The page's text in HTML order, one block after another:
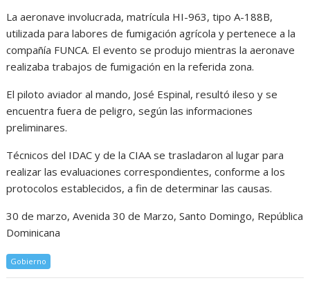
La aeronave involucrada, matrícula HI-963, tipo A-188B,
utilizada para labores de fumigación agrícola y pertenece a la
compañía FUNCA. El evento se produjo mientras la aeronave
realizaba trabajos de fumigación en la referida zona.
El piloto aviador al mando, José Espinal, resultó ileso y se
encuentra fuera de peligro, según las informaciones
preliminares.
Técnicos del IDAC y de la CIAA se trasladaron al lugar para
realizar las evaluaciones correspondientes, conforme a los
protocolos establecidos, a fin de determinar las causas.
30 de marzo, Avenida 30 de Marzo, Santo Domingo, República
Dominicana
Gobierno